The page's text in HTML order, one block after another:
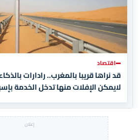
اقتصاد
قد نراها قريبا بالمغرب.. رادارات
لايمكن الإفلات منها تدخل الخدمة